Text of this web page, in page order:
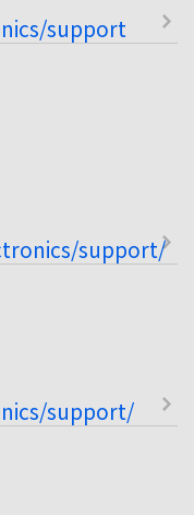
support
support/
support/